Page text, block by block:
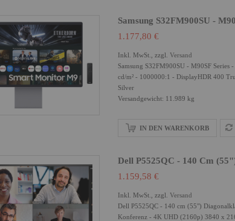
Samsung S32FM900SU -
1.177,80 €
Inkl. MwSt., zzgl. Versand
Samsung S32FM900SU - M90SF
cd/m² - 1000000:1 - DisplayHDR 400
Silver
Versandgewicht: 11.989 kg
IN DEN WARENKORB
Dell P5525QC - 140 Cm
1.159,58 €
Inkl. MwSt., zzgl. Versand
Dell P5525QC - 140 cm (55")
Konferenz - 4K UHD (2160p) 3840 x